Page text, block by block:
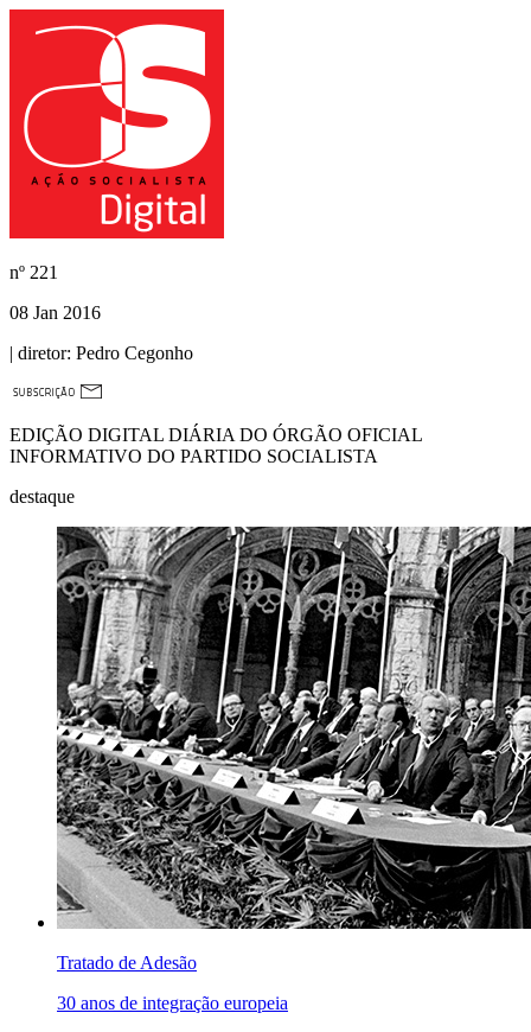
nº 221
08 Jan 2016
| diretor: Pedro Cegonho
EDIÇÃO DIGITAL DIÁRIA DO ÓRGÃO OFICIAL
INFORMATIVO DO PARTIDO SOCIALISTA
destaque
Tratado de Adesão
30 anos de integração europeia